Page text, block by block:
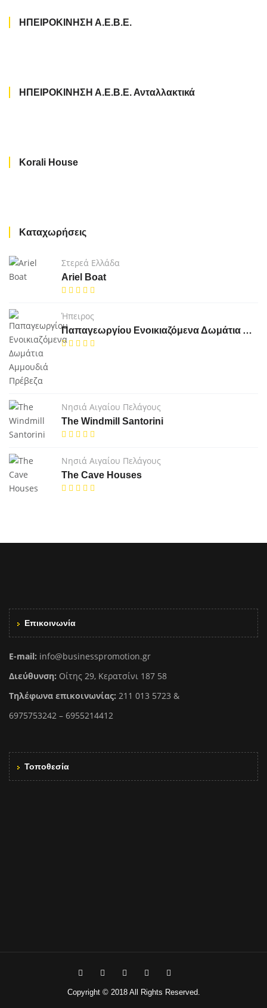
ΗΠΕΙΡΟΚΙΝΗΣΗ Α.Ε.Β.Ε.
ΗΠΕΙΡΟΚΙΝΗΣΗ Α.Ε.Β.Ε. Ανταλλακτικά
Κorali Ηouse
Καταχωρήσεις
Στερεά Ελλάδα
Ariel Boat
Ήπειρος
Παπαγεωργίου Ενοικιαζόμενα Δωμάτια Αμμουδιά Πρέβεζα
Νησιά Αιγαίου Πελάγους
The Windmill Santorini
Νησιά Αιγαίου Πελάγους
The Cave Houses
Επικοινωνία
E-mail: info@businesspromotion.gr
Διεύθυνση: Οίτης 29, Κερατσίνι 187 58
Τηλέφωνα επικοινωνίας: 211 013 5723 &
6975753242 – 6955214412
Τοποθεσία
Copyright © 2018 All Rights Reserved.